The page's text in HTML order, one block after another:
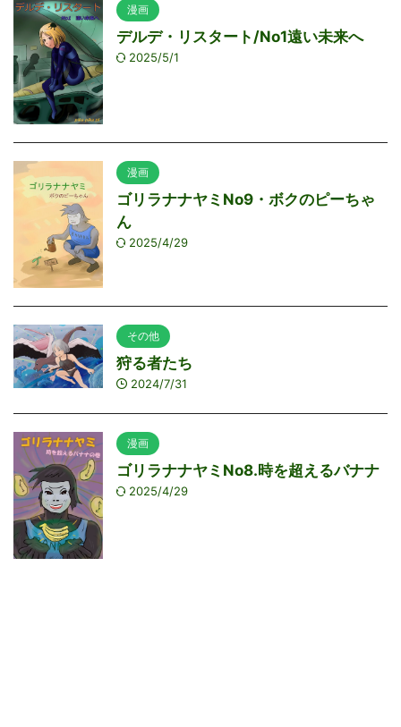
漫画
デルデ・リスタート/No1遠い未来へ
2025/5/1
漫画
ゴリラナナヤミNo9・ボクのピーちゃ
ん
2025/4/29
その他
狩る者たち
2024/7/31
漫画
ゴリラナナヤミNo8.時を超えるバナナ
2025/4/29